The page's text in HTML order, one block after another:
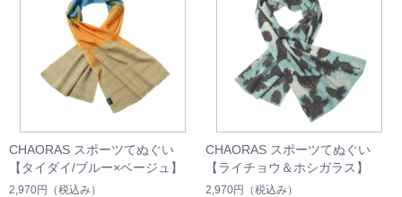
CHAORAS スポーツてぬぐい
【タイダイ/ブルー×ベージュ】
2,970円 （税込み）
CHAORAS スポーツてぬぐい
【ライチョウ＆ホシガラス】
2,970円 （税込み）